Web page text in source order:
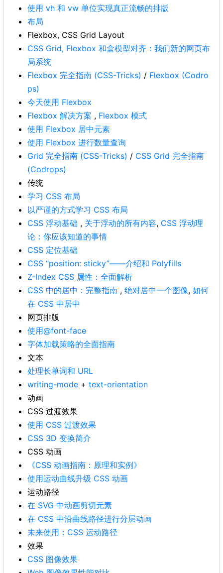
使用 vh 和 vw 单位实现真正流畅的排版
布局
Flexbox, CSS Grid Layout
CSS Grid, Flexbox 和盒模型对齐：我们新的网页布
局系统
Flexbox 完全指南 (CSS-Tricks) / Flexbox (Codro
ps)
今天使用 Flexbox
Flexbox 解决方案 , Flexbox 模式
使用 Flexbox 居中元素
使用 Flexbox 进行数量查询
Grid 完全指南 (CSS-Tricks) / CSS Grid 完全指南
(Codrops)
传统
学习 CSS 布局
以严谨的方式学习 CSS 布局
CSS 浮动基础 , 关于浮动的所有内容, CSS 浮动理
论：你应该知道的事情
CSS 定位基础
CSS “position: sticky”——介绍和 Polyfills
Z-Index CSS 属性：全面解析
CSS 中的居中：完整指南 , 绝对居中一个图像, 如何
在 CSS 中居中
网页排版
使用@font-face
字体加载策略的全面指南
文本
处理长单词和 URL
writing-mode + text-orientation
动画
CSS 过渡效果
使用 CSS 过渡效果
CSS 3D 变换简介
CSS 动画
《CSS 动画指南：原理和实例》
使用运动曲线升级 CSS 动画
运动路径
在 SVG 中动画剪切元素
在 CSS 中沿曲线路径进行分层动画
未来使用：CSS 运动路径
效果
CSS 图像效果